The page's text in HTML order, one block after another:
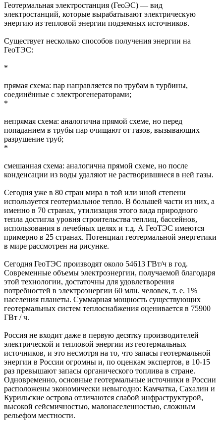
Геотермальная электростанция (ГеоЭС) — вид
электростанций, которые вырабатывают электрическую
энергию из тепловой энергии подземных источников.
Существует несколько способов получения энергии на
ГеоТЭС:
*
прямая схема: пар направляется по трубам в турбины,
соединённые с электрогенераторами;
*
непрямая схема: аналогична прямой схеме, но перед
попаданием в трубы пар очищают от газов, вызывающих
разрушение труб;
*
смешанная схема: аналогична прямой схеме, но после
конденсации из воды удаляют не растворившиеся в ней газы.
Сегодня уже в 80 стран мира в той или иной степени
используется геотермальное тепло. В большей части из них, а
именно в 70 странах, утилизация этого вида природного
тепла достигла уровня строительства теплиц, бассейнов,
использования в лечебных целях и т.д. А ГеоТЭС имеются
примерно в 25 странах. Потенциал геотермальной энергетики
в мире рассмотрен на рисунке.
Сегодня ГеоТЭС производят около 54613 ГВт/ч в год.
Современные объемы электроэнергии, получаемой благодаря
этой технологии, достаточны для удовлетворения
потребностей в электроэнергии 60 млн. человек, т. е. 1%
населения планеты. Суммарная мощность существующих
геотермальных систем теплоснабжения оценивается в 75900
ГВт / ч.
Россия не входит даже в первую десятку производителей
электрической и тепловой энергии из геотермальных
источников, и это несмотря на то, что запасы геотермальной
энергии в России огромны и, по оценкам экспертов, в 10-15
раз превышают запасы органического топлива в стране.
Одновременно, основные геотермальные источники в России
расположены экономически невыгодно: Камчатка, Сахалин и
Курильские острова отличаются слабой инфраструктурой,
высокой сейсмичностью, малонаселенностью, сложным
рельефом местности.